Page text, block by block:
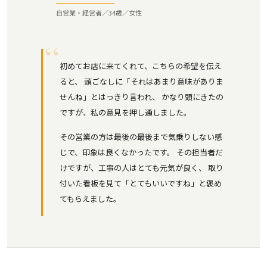
自営業・経営者／34歳／女性
初めてお店に来てくれて、こちらの希望を伝え
ると、 頭ごなしに「それはあまり意味がありま
せんね」とはっきり言われ、 かなり頭にきたの
ですが、私の意見を押し通しました。
その営業の方は最後の最後まで気乗りしない感
じで、印象は良くなかったです。 その担当者だ
けですが、工事の人はとても元気が良く、 取り
付いた看板を見て「とてもいいですね」と褒め
てもらえました。